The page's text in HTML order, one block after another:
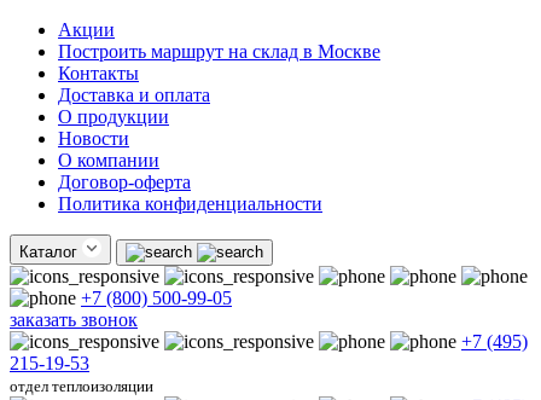
Акции
Построить маршрут на склад в Москве
Контакты
Доставка и оплата
О продукции
Новости
О компании
Договор-оферта
Политика конфиденциальности
Каталог
+7 (800) 500-99-05
заказать звонок
+7 (495)
215-19-53
отдел теплоизоляции